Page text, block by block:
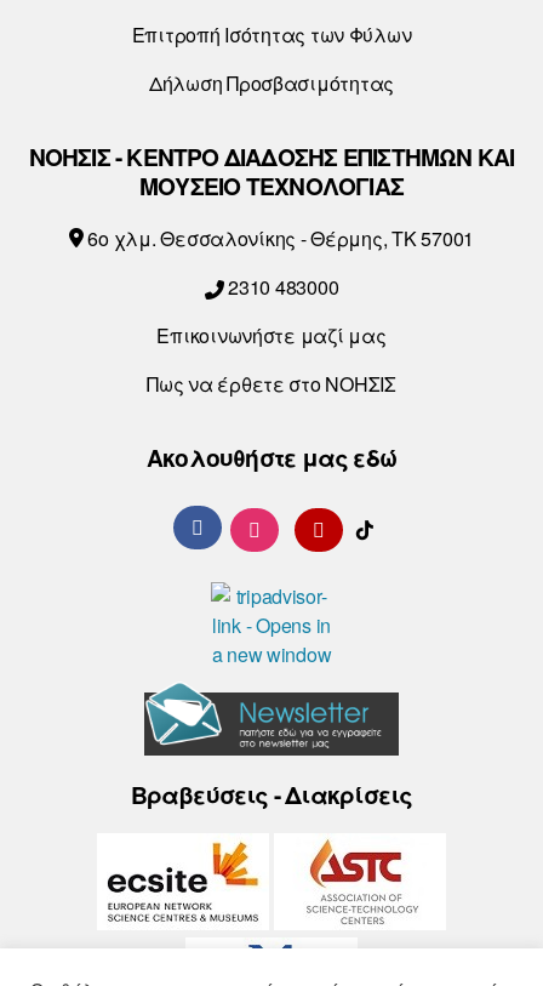
Επιτροπή Ισότητας των Φύλων
Δήλωση Προσβασιμότητας
ΝΟΗΣΙΣ - ΚΕΝΤΡΟ ΔΙΑΔΟΣΗΣ ΕΠΙΣΤΗΜΩΝ ΚΑΙ
ΜΟΥΣΕΙΟ ΤΕΧΝΟΛΟΓΙΑΣ
6o χλμ. Θεσσαλονίκης - Θέρμης, ΤΚ 57001
2310 483000
Επικοινωνήστε μαζί μας
Πως να έρθετε στο ΝΟΗΣΙΣ
Ακολουθήστε μας εδώ
Βραβεύσεις - Διακρίσεις